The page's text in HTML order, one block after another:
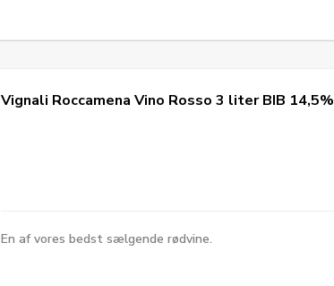
Vignali Roccamena Vino Rosso 3 liter BIB 14,5%
En af vores bedst sælgende rødvine.